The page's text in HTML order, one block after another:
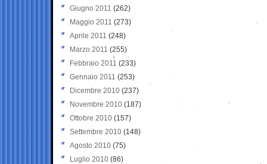
Giugno 2011 (262)
Maggio 2011 (273)
Aprile 2011 (248)
Marzo 2011 (255)
Febbraio 2011 (233)
Gennaio 2011 (253)
Dicembre 2010 (237)
Novembre 2010 (187)
Ottobre 2010 (157)
Settembre 2010 (148)
Agosto 2010 (75)
Luglio 2010 (86)